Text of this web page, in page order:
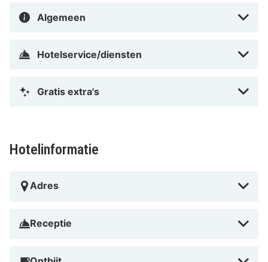
Algemeen
Hotelservice/diensten
Gratis extra's
Hotelinformatie
Adres
Receptie